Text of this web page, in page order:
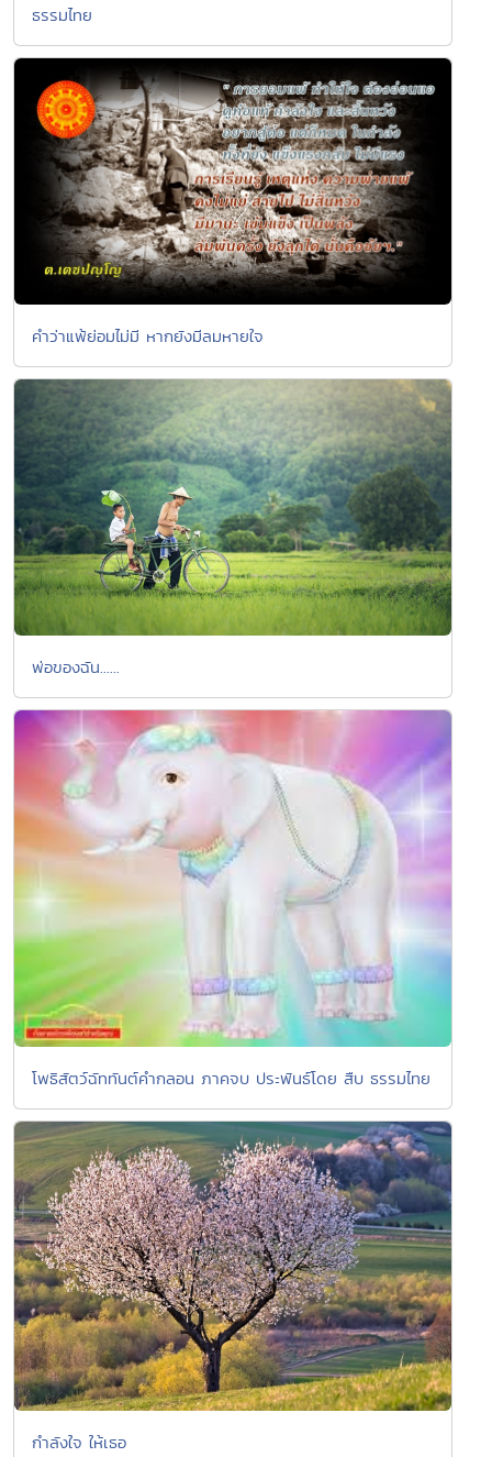
ธรรมไทย
คำว่าแพ้ย่อมไม่มี หากยังมีลมหายใจ
พ่อของฉัน......
โพธิสัตว์ฉัททันต์คำกลอน ภาคจบ ประพันธ์โดย สืบ ธรรมไทย
กำลังใจ ให้เธอ